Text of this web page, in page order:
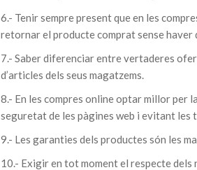
6.- Tenir sempre present que en les
retornar el producte comprat sense haver
7.- Saber diferenciar entre vertaderes
d’articles dels seus magatzems.
8.- En les compres online optar millor
seguretat de les pàgines web i evitant les
9.- Les garanties dels productes són les
10.- Exigir en tot moment el respecte dels